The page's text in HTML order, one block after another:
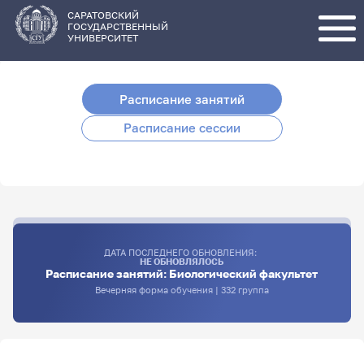
основному
содержанию
САРАТОВСКИЙ
ГОСУДАРСТВЕННЫЙ
УНИВЕРСИТЕТ
Расписание занятий
Расписание сессии
ДАТА ПОСЛЕДНЕГО ОБНОВЛЕНИЯ:
НЕ ОБНОВЛЯЛОСЬ
Расписание занятий: Биологический факультет
Вечерняя форма обучения | 332 группа